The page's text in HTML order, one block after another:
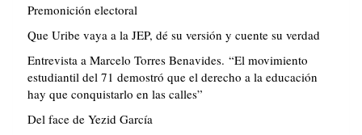
Premonición electoral
Que Uribe vaya a la JEP, dé su versión y cuente su verdad
Entrevista a Marcelo Torres Benavides. “El movimiento
estudiantil del 71 demostró que el derecho a la educación
hay que conquistarlo en las calles”
Del face de Yezid García